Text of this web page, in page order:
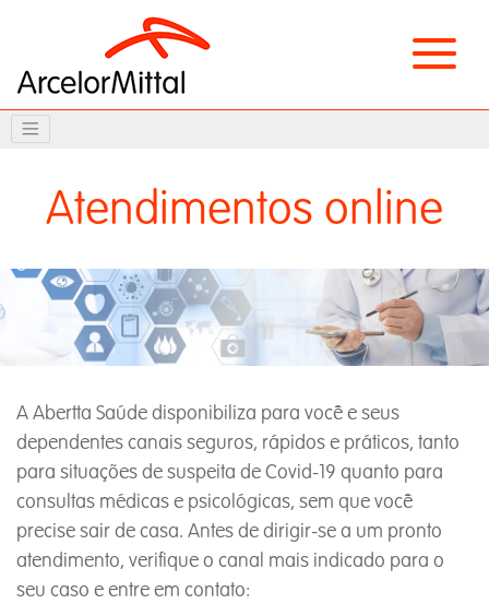
Atendimentos online
A Abertta Saúde disponibiliza para você e seus
dependentes canais seguros, rápidos e práticos, tanto
para situações de suspeita de Covid-19 quanto para
consultas médicas e psicológicas, sem que você
precise sair de casa. Antes de dirigir-se a um pronto
atendimento, verifique o canal mais indicado para o
seu caso e entre em contato: